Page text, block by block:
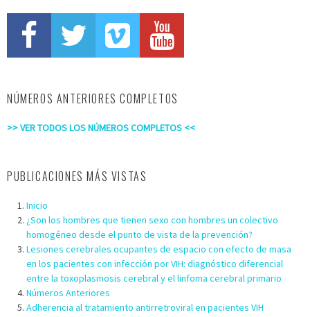
NÚMEROS ANTERIORES COMPLETOS
>> VER TODOS LOS NÚMEROS COMPLETOS <<
PUBLICACIONES MÁS VISTAS
Inicio
¿Son los hombres que tienen sexo con hombres un colectivo
homogéneo desde el punto de vista de la prevención?
Lesiones cerebrales ocupantes de espacio con efecto de masa
en los pacientes con infección por VIH: diagnóstico diferencial
entre la toxoplasmosis cerebral y el linfoma cerebral primario
Números Anteriores
Adherencia al tratamiento antirretroviral en pacientes VIH